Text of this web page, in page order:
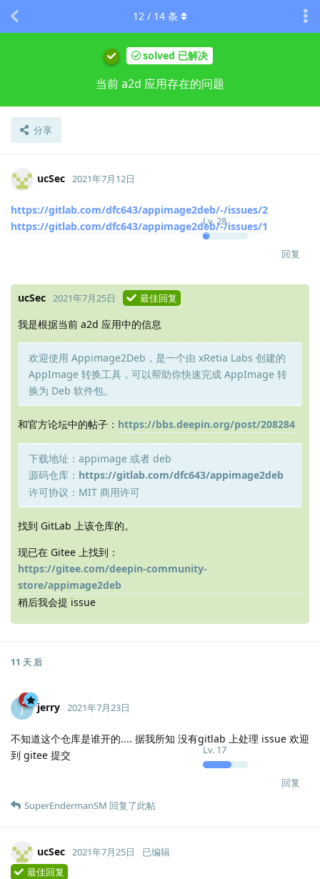
solved 已解决
当前 a2d 应用存在的问题
分享
12 / 14 条
ucSec
Lv.28
2021年7月12日
https://gitlab.com/dfc643/appimage2deb/-/issues/2
https://gitlab.com/dfc643/appimage2deb/-/issues/1
回复
ucSec 2021年7月25日 最佳回复
我是根据当前 a2d 应用中的信息
欢迎使用 Appimage2Deb，是一个由 xRetia Labs 创建的
AppImage 转换工具，可以帮助你快速完成 AppImage 转
换为 Deb 软件包。
和官方论坛中的帖子： https://bbs.deepin.org/post/208284
下载地址：appimage 或者 deb
源码仓库： https://gitlab.com/dfc643/appimage2deb
许可协议：MIT 商用许可
找到 GitLab 上该仓库的。
现已在 Gitee 上找到：
https://gitee.com/deepin-community-
store/appimage2deb
稍后我会提 issue
11 天 后
J jerry
Lv. 17
2021年7月23日
不知道这个仓库是谁开的.... 据我所知 没有gitlab 上处理 issue 欢迎
到 gitee 提交
回复
SuperEndermanSM 回复了此帖
ucSec 2021年7月25日
已编辑
最佳回复